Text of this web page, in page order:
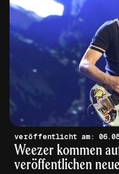
veröffentlicht
Weezer kommen
veröffentlichen